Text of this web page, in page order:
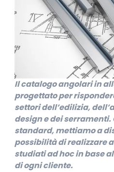
Il catalogo angolari in
progettato per
settori dell’edilizia,
design e dei
standard, mettiamo a
possibilità di realizzare
studiati ad hoc in base
di ogni cliente.